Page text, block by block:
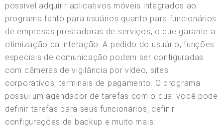
possível adquirir aplicativos móveis integrados ao
programa tanto para usuários quanto para funcionários
de empresas prestadoras de serviços, o que garante a
otimização da interação. A pedido do usuário, funções
especiais de comunicação podem ser configuradas
com câmeras de vigilância por vídeo, sites
corporativos, terminais de pagamento. O programa
possui um agendador de tarefas com o qual você pode
definir tarefas para seus funcionários, definir
configurações de backup e muito mais!